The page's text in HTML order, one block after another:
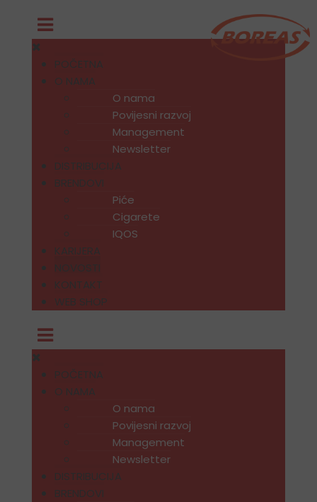
POČETNA
O NAMA
O nama
Povijesni razvoj
Management
Newsletter
DISTRIBUCIJA
BRENDOVI
Piće
Cigarete
IQOS
KARIJERA
NOVOSTI
KONTAKT
WEB SHOP
POČETNA
O NAMA
O nama
Povijesni razvoj
Management
Newsletter
DISTRIBUCIJA
BRENDOVI